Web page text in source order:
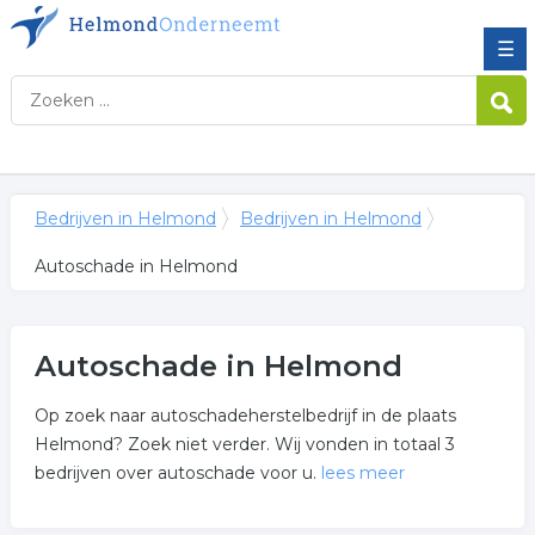
☰
Bedrijven in Helmond Bedrijven in Helmond
Autoschade in Helmond
Autoschade in Helmond
Op zoek naar autoschadeherstelbedrijf in de plaats
Helmond? Zoek niet verder. Wij vonden in totaal 3
bedrijven over autoschade voor u. lees meer